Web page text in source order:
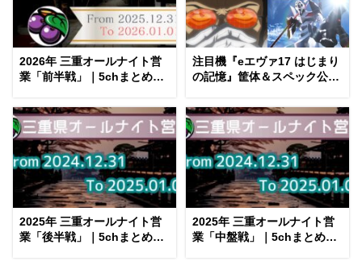
2026年 三重オールナイト営
業「前半戦」｜5chまとめ＆
注目機『eエヴァ17 はじまり
の記憶』筐体＆スペック公開
的、EVA15検定切れを見越し
たか、初号機デッカい etc…
2025年 三重オールナイト営
業「後半戦」｜5chまとめ＆
2025年 三重オールナイト営
業「中盤戦」｜5chまとめ＆